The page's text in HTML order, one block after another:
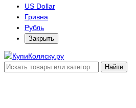
US Dollar
Гривна
Рубль
Закрыть
Найти